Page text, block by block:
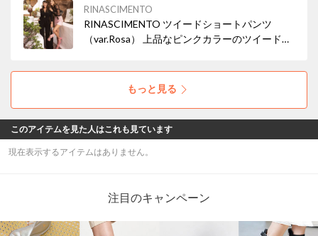
RINASCIMENTO
RINASCIMENTO ツイードショートパンツ
（var.Rosa） 上品なピンクカラーのツイードシ
ル・パーティーシーンにも。
もっと見る
このアイテムを見た人はこれも見ています
現在表示するアイテムはありません。
注目のキャンペーン